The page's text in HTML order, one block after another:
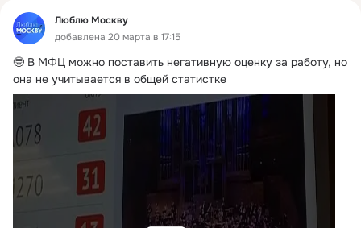
Люблю Москву
добавлена 20 марта в 17:15
🤓 В МФЦ можно поставить негативную оценку за работу, но
она не учитывается в общей статистке